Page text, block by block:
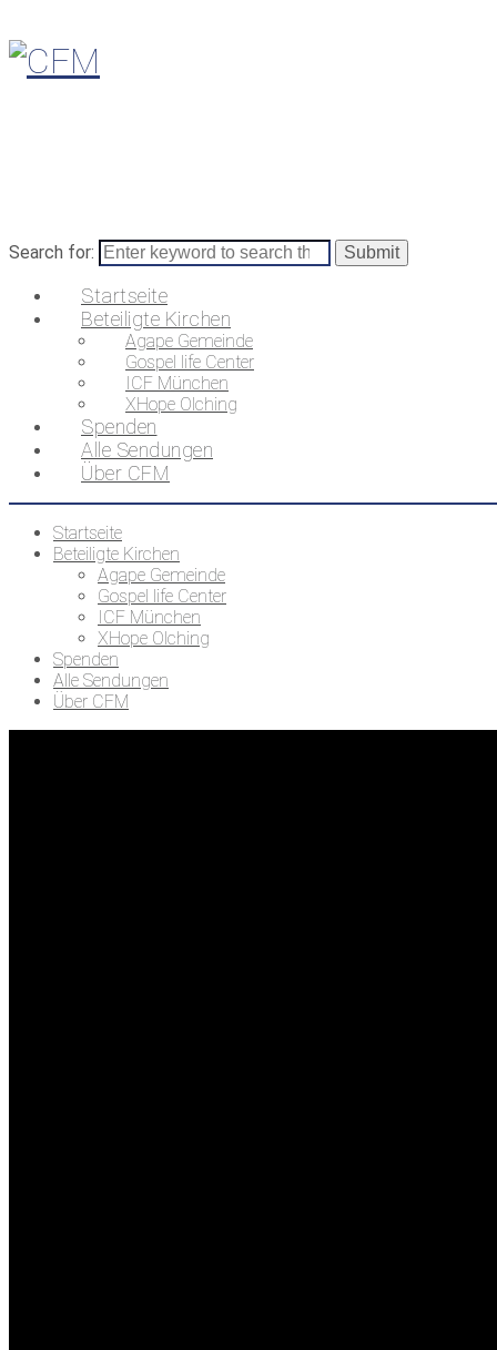
Search for:
Startseite
Beteiligte Kirchen
Agape Gemeinde
Gospel life Center
ICF München
XHope Olching
Spenden
Alle Sendungen
Über CFM
Startseite
Beteiligte Kirchen
Agape Gemeinde
Gospel life Center
ICF München
XHope Olching
Spenden
Alle Sendungen
Über CFM